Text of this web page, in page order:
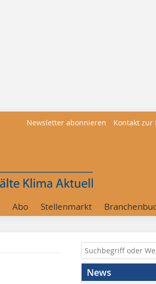
Newsletter abonnieren Kontakt zur
Abo Stellenmarkt
News